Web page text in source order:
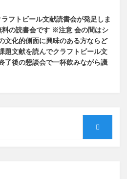
フトビール文献読書会が発足しま
料の読書会です ※注意 会の間はシ
文化的側面に興味のある方ならど
題文献を読んでクラフトビール文
了後の懇談会で一杯飲みながら議